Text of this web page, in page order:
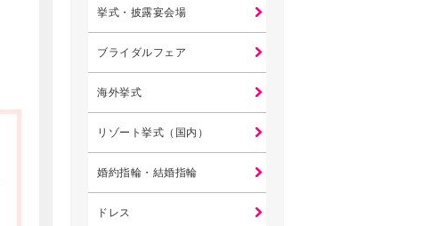
挙式・披露宴会場
ブライダルフェア
海外挙式
リゾート挙式（国内）
婚約指輪・結婚指輪
ドレス